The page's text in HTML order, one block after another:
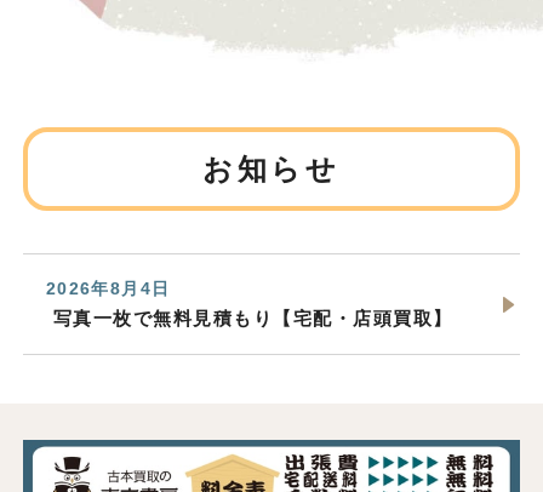
お知らせ
2026年8月4日
写真一枚で無料見積もり【宅配・店頭買取】